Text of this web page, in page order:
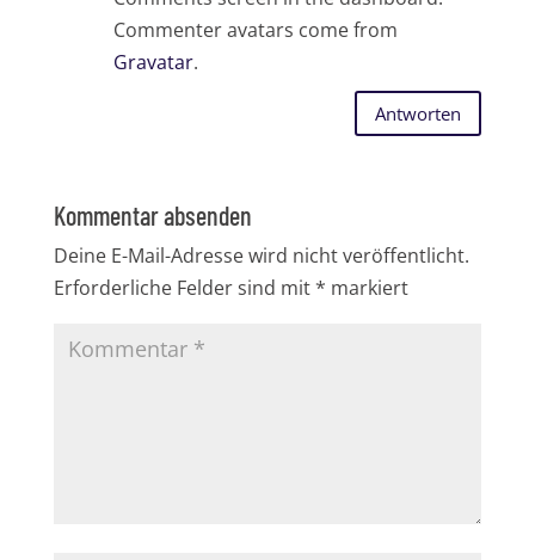
Commenter avatars come from
Gravatar.
Antworten
Kommentar absenden
Deine E-Mail-Adresse wird nicht veröffentlicht.
Erforderliche Felder sind mit* markiert